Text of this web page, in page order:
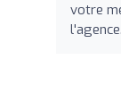
votre